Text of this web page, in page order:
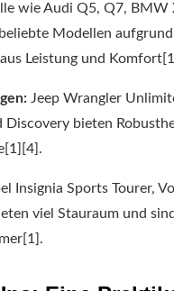
wie Audi Q5, Q7, BMW
Modellen
Leistung und
Jeep Wrangler
Discovery bieten
Insignia Sports Tourer,
viel Stauraum und sind